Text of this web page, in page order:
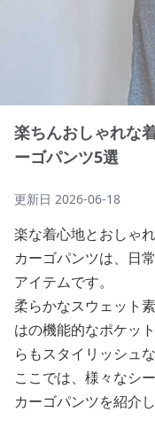
楽ちんおしゃれな
ーゴパンツ5選
更新日 2026-06-18
楽な着心地とおしゃ
カーゴパンツは、日
アイテムです。
柔らかなスウェット
はの機能的なポケッ
らもスタイリッシュ
ここでは、様々なシ
カーゴパンツを紹介し